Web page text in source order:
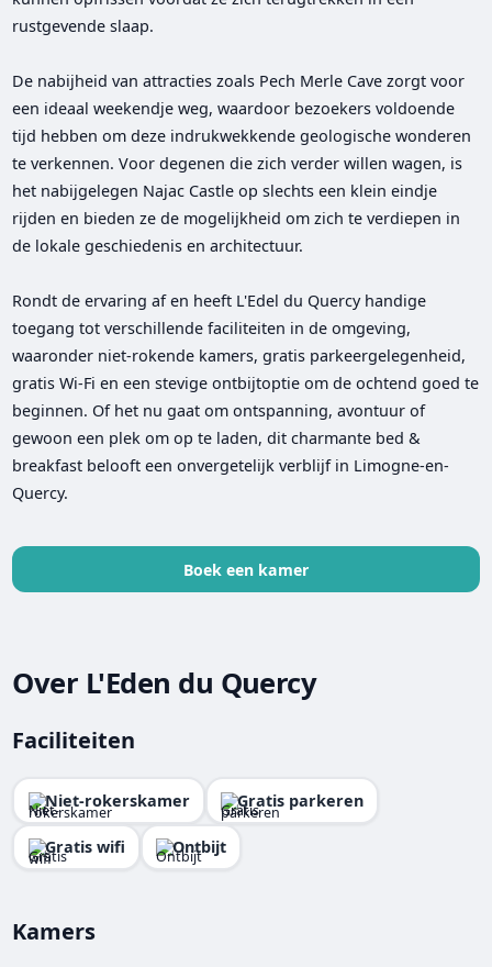
rustgevende slaap.
De nabijheid van attracties zoals Pech Merle Cave zorgt voor
een ideaal weekendje weg, waardoor bezoekers voldoende
tijd hebben om deze indrukwekkende geologische wonderen
te verkennen. Voor degenen die zich verder willen wagen, is
het nabijgelegen Najac Castle op slechts een klein eindje
rijden en bieden ze de mogelijkheid om zich te verdiepen in
de lokale geschiedenis en architectuur.
Rondt de ervaring af en heeft L'Edel du Quercy handige
toegang tot verschillende faciliteiten in de omgeving,
waaronder niet-rokende kamers, gratis parkeergelegenheid,
gratis Wi-Fi en een stevige ontbijtoptie om de ochtend goed te
beginnen. Of het nu gaat om ontspanning, avontuur of
gewoon een plek om op te laden, dit charmante bed &
breakfast belooft een onvergetelijk verblijf in Limogne-en-
Quercy.
Boek een kamer
Over L'Eden du Quercy
Faciliteiten
Niet-rokerskamer Gratis parkeren
Gratis wifi Ontbijt
Kamers